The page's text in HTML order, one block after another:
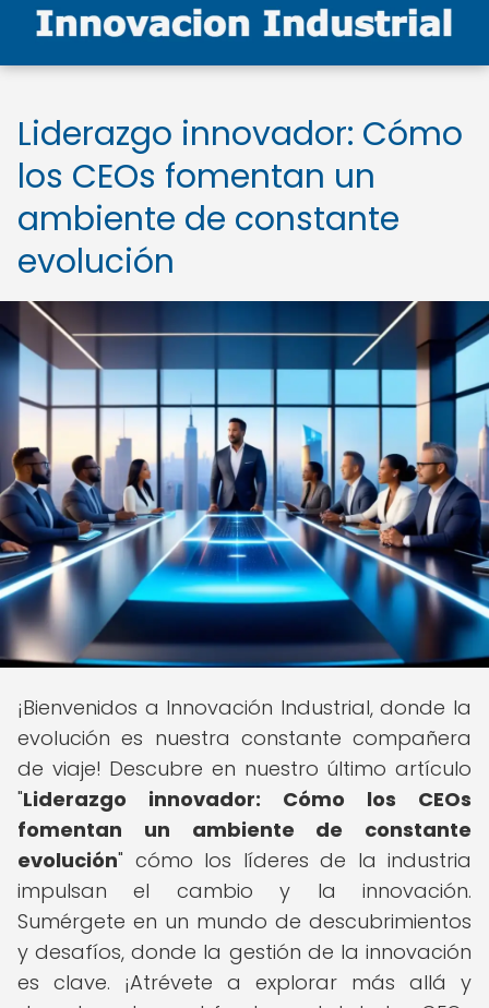
Liderazgo innovador: Cómo
los CEOs fomentan un
ambiente de constante
evolución
¡Bienvenidos a Innovación Industrial, donde la
evolución es nuestra constante compañera
de viaje! Descubre en nuestro último artículo
"Liderazgo innovador: Cómo los CEOs
fomentan un ambiente de constante
evolución" cómo los líderes de la industria
impulsan el cambio y la innovación.
Sumérgete en un mundo de descubrimientos
y desafíos, donde la gestión de la innovación
es clave. ¡Atrévete a explorar más allá y